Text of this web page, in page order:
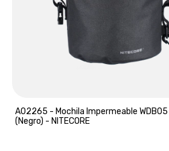
A02265 - Mochila Impermeable WDB05
(Negro) - NITECORE